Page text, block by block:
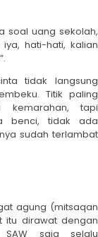
soal uang sekolah,
hati-hati, kalian
tidak langsung
Titik paling
kemarahan, tapi
benci, tidak ada
sudah terlambat
agung (mitsaqan
itu dirawat dengan
SAW saja selalu